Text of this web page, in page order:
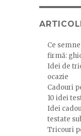
Ce
firmă:
Idei de
ocazie
Cadouri
10 idei
Idei
testate
Tricouri